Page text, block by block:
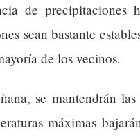
de precipitaciones
sean bastante
de los vecinos.
se mantendrán
máximas